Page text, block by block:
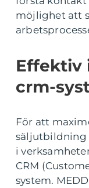
möjlighet att
Effektiv
crm-
För att
säljutbildning
i
CRM
system.